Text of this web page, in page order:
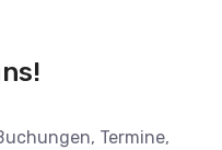
Termine,